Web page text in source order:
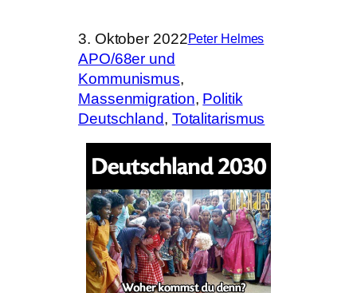
3. Oktober 2022Peter Helmes
APO/68er und
Kommunismus
Massenmigration, Politik
Deutschland, Totalitarismus